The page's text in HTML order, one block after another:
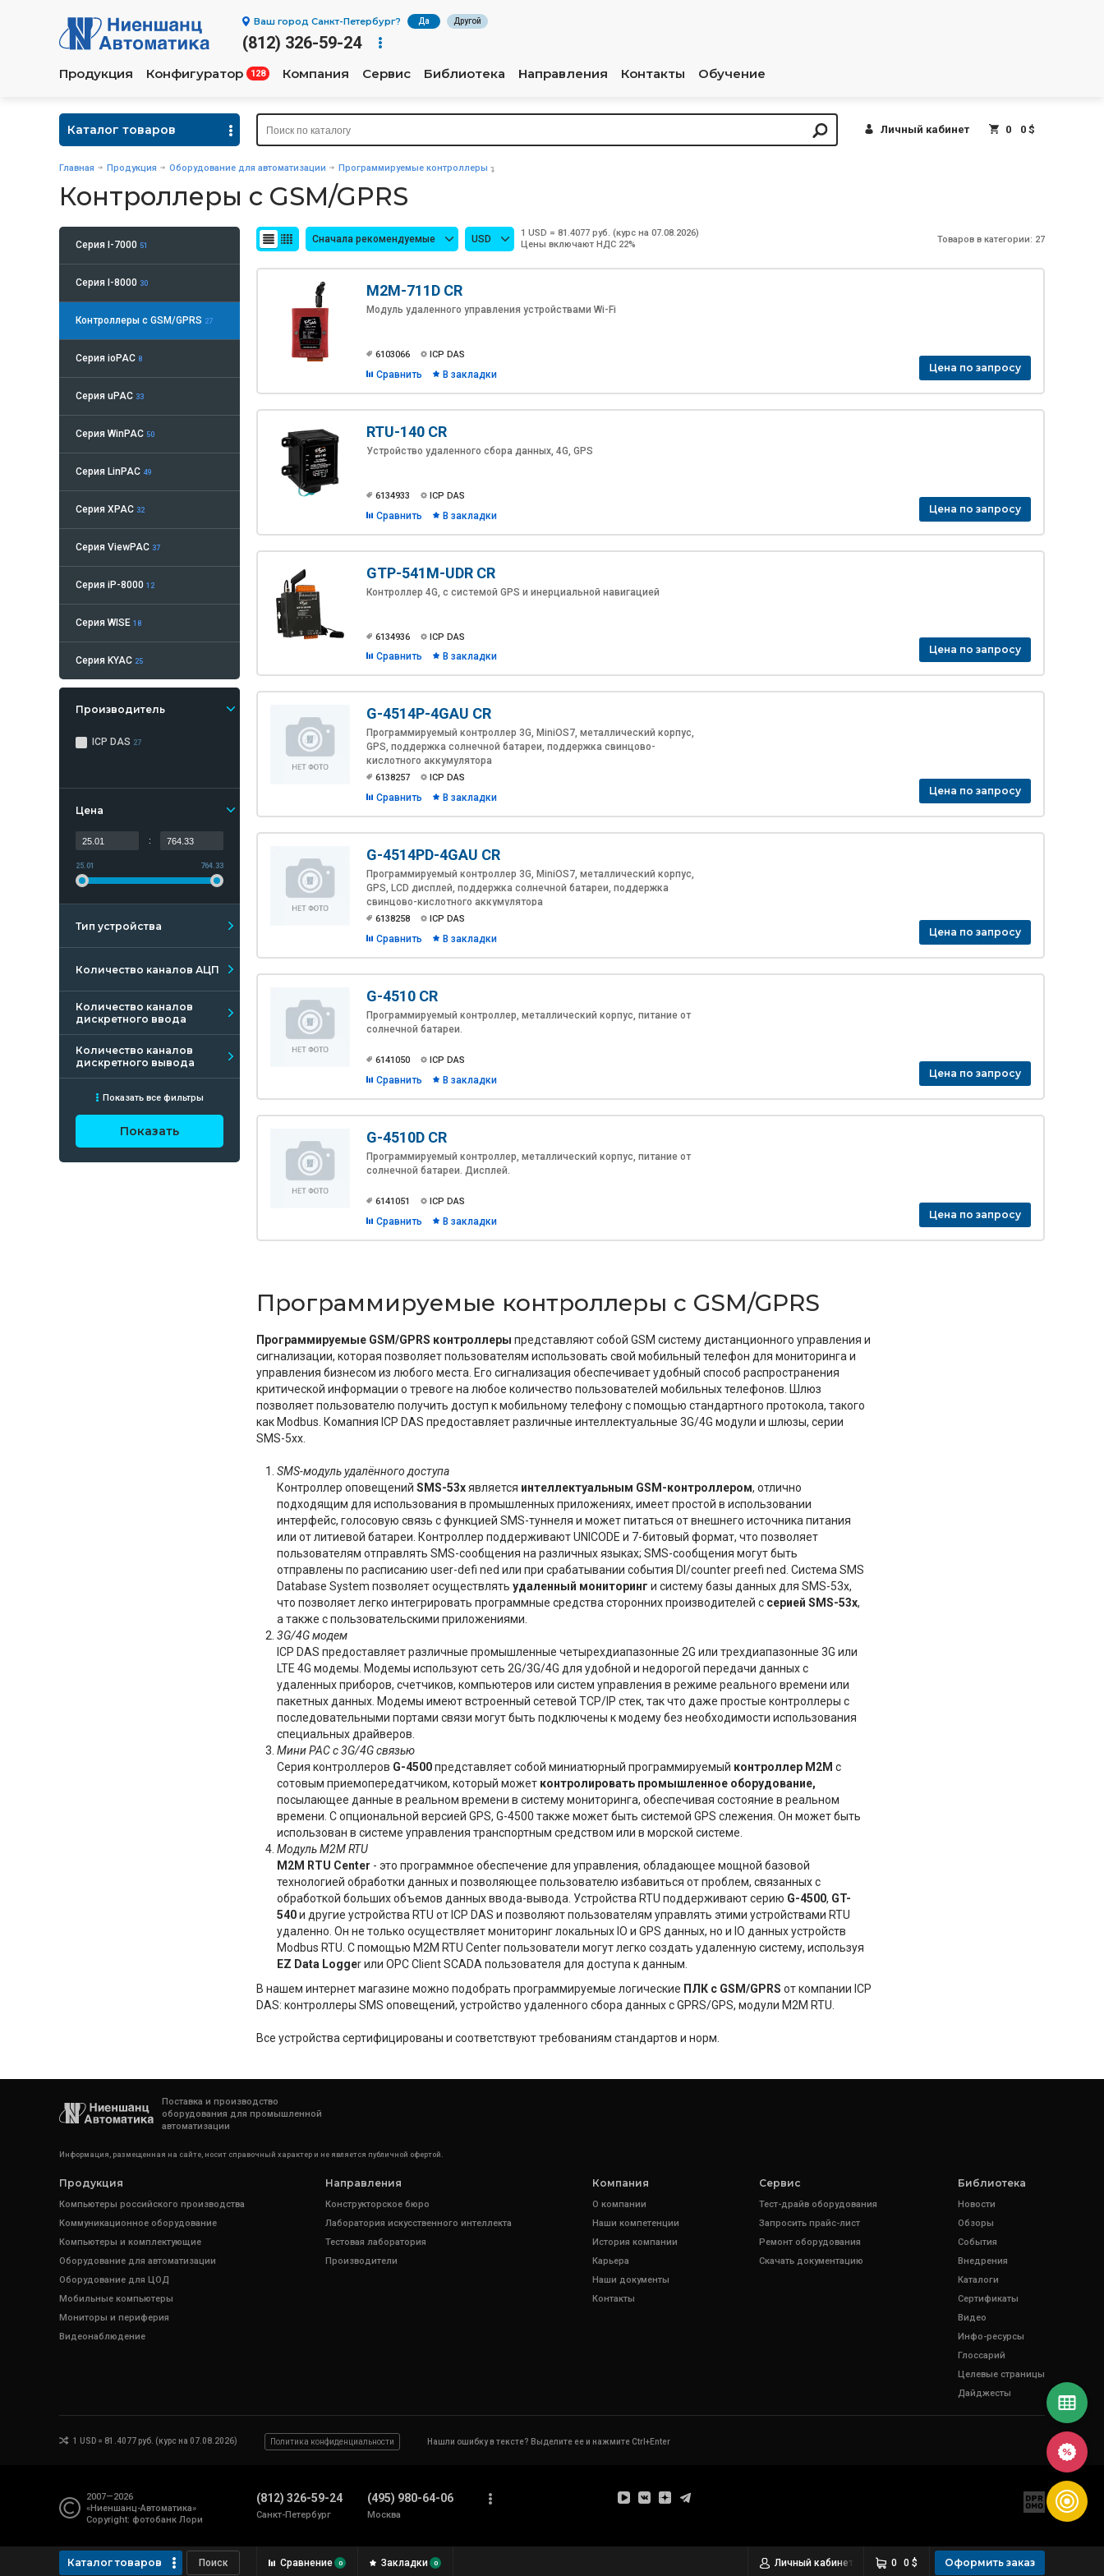
Ваш город Санкт-Петербург? Да Другой
(812) 326-59-24
Продукция Конфигуратор 128 Компания Сервис Библиотека Направления Контакты Обучение
Каталог товаров Личный кабинет 0 0 $
Главная Продукция Оборудование для автоматизации Программируемые контроллеры
Контроллеры с GSM/GPRS
Серия I-7000 51
Серия I-8000 30
Контроллеры с GSM/GPRS 27
Серия ioPAC 8
Серия uРАС 33
Серия WinPAC 50
Серия LinPAC 49
Серия XPAC 32
Серия ViewPAC 37
Серия iP-8000 12
Серия WISE 18
Серия KYAC 25
Производитель
ICP DAS 27
Цена
:
25.01 764.33
Тип устройства
Количество каналов АЦП
Количество каналов
дискретного ввода
Количество каналов
дискретного вывода
Показать все фильтры
Показать
Сначала рекомендуемые USD
1 USD = 81.4077 руб. (курс на 07.08.2026)
Цены включают НДС 22%
Товаров в категории: 27
M2M-711D CR
Модуль удаленного управления устройствами Wi-Fi
6103066 ICP DAS
Сравнить В закладки
Цена по запросу
RTU-140 CR
Устройство удаленного сбора данных, 4G, GPS
6134933 ICP DAS
Сравнить В закладки
Цена по запросу
GTP-541M-UDR CR
Контроллер 4G, с системой GPS и инерциальной навигацией
6134936 ICP DAS
Сравнить В закладки
Цена по запросу
G-4514P-4GAU CR
Программируемый контроллер 3G, MiniOS7, металлический корпус,
GPS, поддержка солнечной батареи, поддержка свинцово-
кислотного аккумулятора
6138257 ICP DAS
Сравнить В закладки
Цена по запросу
G-4514PD-4GAU CR
Программируемый контроллер 3G, MiniOS7, металлический корпус,
GPS, LCD дисплей, поддержка солнечной батареи, поддержка
свинцово-кислотного аккумулятора
6138258 ICP DAS
Сравнить В закладки
Цена по запросу
G-4510 CR
Программируемый контроллер, металлический корпус, питание от
солнечной батареи.
6141050 ICP DAS
Сравнить В закладки
Цена по запросу
G-4510D CR
Программируемый контроллер, металлический корпус, питание от
солнечной батареи. Дисплей.
6141051 ICP DAS
Сравнить В закладки
Цена по запросу
Программируемые контроллеры с GSM/GPRS
Программируемые GSM/GPRS контроллеры представляют собой GSM систему дистанционного управления и
сигнализации, которая позволяет пользователям использовать свой мобильный телефон для мониторинга и
управления бизнесом из любого места. Его сигнализация обеспечивает удобный способ распространения
критической информации о тревоге на любое количество пользователей мобильных телефонов. Шлюз
позволяет пользователю получить доступ к мобильному телефону с помощью стандартного протокола, такого
как Modbus. Комапния ICP DAS предоставляет различные интеллектуальные 3G/4G модули и шлюзы, серии
SMS-5xx.
SMS-модуль удалённого доступа
Контроллер оповещений SMS-53xявляется интеллектуальным GSM-контроллером, отлично
подходящим для использования в промышленных приложениях, имеет простой в использовании
интерфейс, голосовую связь с функцией SMS-туннеля и может питаться от внешнего источника питания
или от литиевой батареи. Контроллер поддерживают UNICODE и 7-битовый формат, что позволяет
пользователям отправлять SMS-сообщения на различных языках; SMS-сообщения могут быть
отправлены по расписанию user-defi ned или при срабатывании события DI/counter preefi ned. Система SMS
Database System позволяет осуществлять удаленный мониторинг и систему базы данных для SMS-53x,
что позволяет легко интегрировать программные средства сторонних производителей с серией SMS-53x,
а также с пользовательскими приложениями.
3G/4G модем
ICP DAS предоставляет различные промышленные четырехдиапазонные 2G или трехдиапазонные 3G или
LTE 4G модемы. Модемы используют сеть 2G/3G/4G для удобной и недорогой передачи данных с
удаленных приборов, счетчиков, компьютеров или систем управления в режиме реального времени или
пакетных данных. Модемы имеют встроенный сетевой TCP/IP стек, так что даже простые контроллеры с
последовательными портами связи могут быть подключены к модему без необходимости использования
специальных драйверов.
Мини PAC с 3G/4G связью
Серия контроллеров G-4500представляет собой миниатюрный программируемый контроллер M2M с
сотовым приемопередатчиком, который может контролировать промышленное оборудование,
посылающее данные в реальном времени в систему мониторинга, обеспечивая состояние в реальном
времени. С опциональной версией GPS, G-4500 также может быть системой GPS слежения. Он может быть
использован в системе управления транспортным средством или в морской системе.
Модуль M2M RTU
M2M RTU Center - это программное обеспечение для управления, обладающее мощной базовой
технологией обработки данных и позволяющее пользователю избавиться от проблем, связанных с
обработкой больших объемов данных ввода-вывода. Устройства RTU поддерживают серию G-4500, GT-
540и другие устройства RTU от ICP DAS и позволяют пользователям управлять этими устройствами RTU
удаленно. Он не только осуществляет мониторинг локальных IO и GPS данных, но и IO данных устройств
Modbus RTU. С помощью M2M RTU Center пользователи могут легко создать удаленную систему, используя
EZ Data Logger или OPC Client SCADA пользователя для доступа к данным.
В нашем интернет магазине можно подобрать программируемые логические ПЛК с GSM/GPRS от компании ICP
DAS: контроллеры SMS оповещений, устройство удаленного сбора данных с GPRS/GPS, модули M2M RTU.
Все устройства сертифицированы и соответствуют требованиям стандартов и норм.
Поставка и производство
оборудования для промышленной
автоматизации
Информация, размещенная на сайте, носит справочный характер и не является публичной офертой.
Продукция
Компьютеры российского производства
Коммуникационное оборудование
Компьютеры и комплектующие
Оборудование для автоматизации
Оборудование для ЦОД
Мобильные компьютеры
Мониторы и периферия
Видеонаблюдение
Направления
Конструкторское бюро
Лаборатория искусственного интеллекта
Тестовая лаборатория
Производители
Компания
О компании
Наши компетенции
История компании
Карьера
Наши документы
Контакты
Сервис
Тест-драйв оборудования
Запросить прайс-лист
Ремонт оборудования
Скачать документацию
Библиотека
Новости
Обзоры
События
Внедрения
Каталоги
Сертификаты
Видео
Инфо-ресурсы
Глоссарий
Целевые страницы
Дайджесты
1 USD = 81.4077 руб. (курс на 07.08.2026) Политика конфиденциальности Нашли ошибку в тексте? Выделите ее и нажмите Ctrl+Enter
2007—2026
«Ниеншанц-Автоматика»
Copyright: фотобанк Лори
(812) 326-59-24
Санкт-Петербург
(495) 980-64-06
Москва
Каталог товаров Сравнение 0 Закладки 0 Оформить заказ
0 0 $
Личный кабинет